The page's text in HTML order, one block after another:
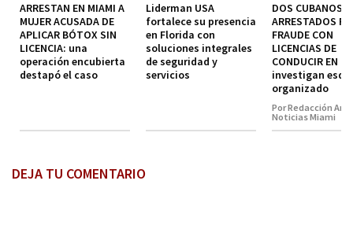
ARRESTAN EN MIAMI A
MUJER ACUSADA DE
APLICAR BÓTOX SIN
LICENCIA: una
operación encubierta
destapó el caso
Liderman USA
fortalece su presencia
en Florida con
soluciones integrales
de seguridad y
servicios
DOS CUBANOS
ARRESTADOS
FRAUDE CON
LICENCIAS DE
CONDUCIR EN
investigan
organizado
Por Redacción
Noticias Miami
DEJA TU COMENTARIO